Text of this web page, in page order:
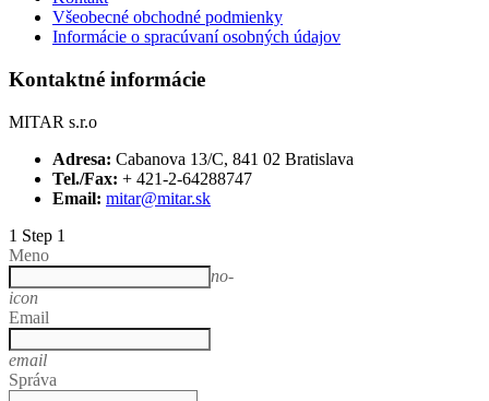
Všeobecné obchodné podmienky
Informácie o spracúvaní osobných údajov
Kontaktné informácie
MITAR s.r.o
Adresa: Cabanova 13/C, 841 02 Bratislava
Tel./Fax: + 421-2-64288747
Email: mitar@mitar.sk
1 Step 1
Meno
no-
icon
Email
email
Správa